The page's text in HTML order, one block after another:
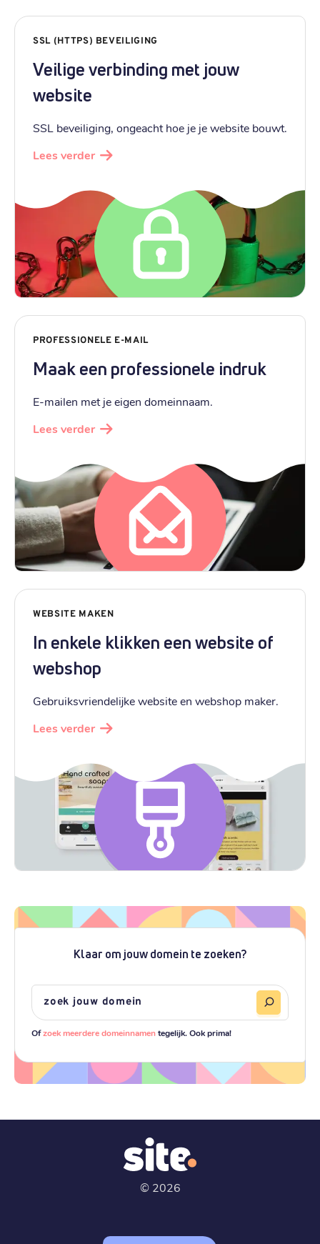
SSL (HTTPS) BEVEILIGING
Veilige verbinding met jouw
website
SSL beveiliging, ongeacht hoe je je website bouwt.
Lees verder
PROFESSIONELE E-MAIL
Maak een professionele indruk
E-mailen met je eigen domeinnaam.
Lees verder
WEBSITE MAKEN
In enkele klikken een website of
webshop
Gebruiksvriendelijke website en webshop maker.
Lees verder
Klaar om jouw domein te zoeken?
Ofzoek meerdere domeinnamentegelijk. Ook prima!
© 2026